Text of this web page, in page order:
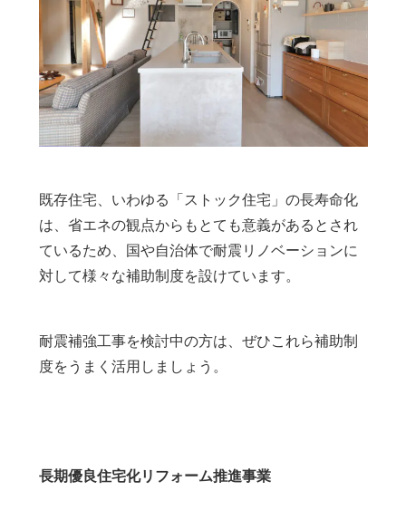
既存住宅、いわゆる「ストック住宅」の長寿命化
は、省エネの観点からもとても意義があるとされ
ているため、国や自治体で耐震リノベーションに
対して様々な補助制度を設けています。
耐震補強工事を検討中の方は、ぜひこれら補助制
度をうまく活用しましょう。
長期優良住宅化リフォーム推進事業